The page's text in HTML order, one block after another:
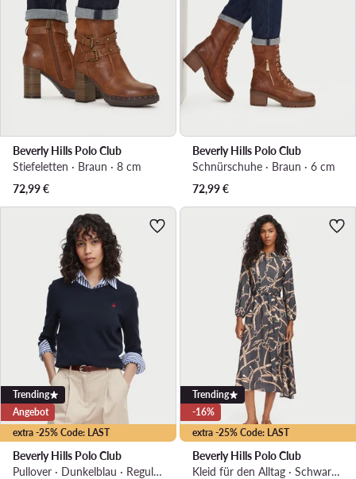
Beverly Hills Polo Club
Stiefeletten · Braun · 8 cm
72,99€
Beverly Hills Polo Club
Schnürschuhe · Braun · 6 cm
72,99€
extra -25% Code: LAST
Trending
Angebot
Beverly Hills Polo Club
Pullover · Dunkelblau · Regular Fit
extra -25% Code: LAST
Trending
-16%
Beverly Hills Polo Club
Kleid für den Alltag · Schwarz · Midi